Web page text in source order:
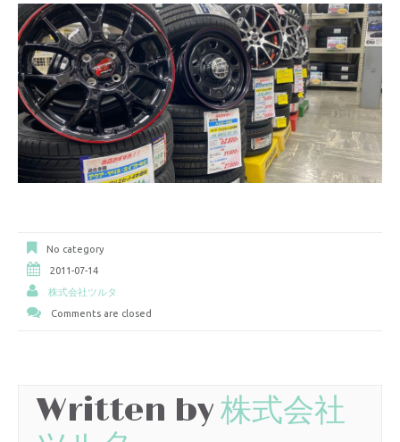
No category
2011-07-14
株式会社ツルタ
Comments are closed
Written by株式会社